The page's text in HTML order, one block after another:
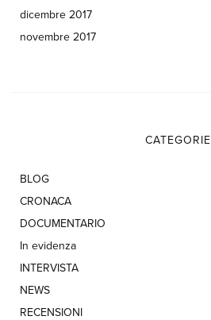
dicembre 2017
novembre 2017
CATEGORIE
BLOG
CRONACA
DOCUMENTARIO
In evidenza
INTERVISTA
NEWS
RECENSIONI